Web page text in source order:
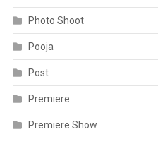
Photo Shoot
Pooja
Post
Premiere
Premiere Show